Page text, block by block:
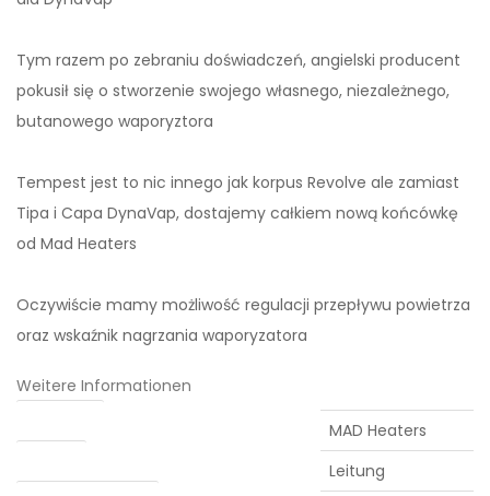
Tym razem po zebraniu doświadczeń, angielski producent
pokusił się o stworzenie swojego własnego, niezależnego,
butanowego waporyztora
Tempest jest to nic innego jak korpus Revolve ale zamiast
Tipa i Capa DynaVap, dostajemy całkiem nową końcówkę
od Mad Heaters
Oczywiście mamy możliwość regulacji przepływu powietrza
oraz wskaźnik nagrzania waporyzatora
Weitere Informationen
MAD Heaters
Leitung